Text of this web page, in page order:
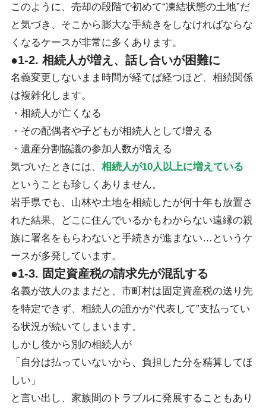
このように、売却の段階で初めて“凍結状態の土地”だ
と気づき、そこから膨大な手続きをしなければならな
くなるケースが非常に多くあります。
●1-2. 相続人が増え、話し合いが困難に
名義変更しないまま時間が経てば経つほど、相続関係
は複雑化します。
・相続人が亡くなる
・その配偶者や子どもが相続人として増える
・遺産分割協議の参加人数が増える
気づいたときには、 相続人が10人以上に増えている
ということも珍しくありません。
岩手県でも、山林や土地を相続したが何十年も放置さ
れた結果、どこに住んでいるかもわからない遠縁の親
族に署名をもらわないと手続きが進まない…というケ
ースが多発しています。
●1-3. 固定資産税の請求先が混乱する
名義が故人のままだと、市町村は固定資産税の送り先
を特定できず、相続人の誰かが“代表して”支払ってい
る状況が続いてしまいます。
しかし後から別の相続人が
「自分は払っていないから、負担した分を精算してほ
しい」
と言い出し、家族間のトラブルに発展することもあり